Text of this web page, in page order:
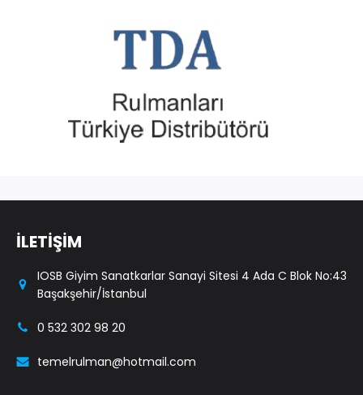
İLETİŞİM
IOSB Giyim Sanatkarlar Sanayi Sitesi 4 Ada C Blok No:43
Başakşehir/İstanbul
0 532 302 98 20
temelrulman@hotmail.com